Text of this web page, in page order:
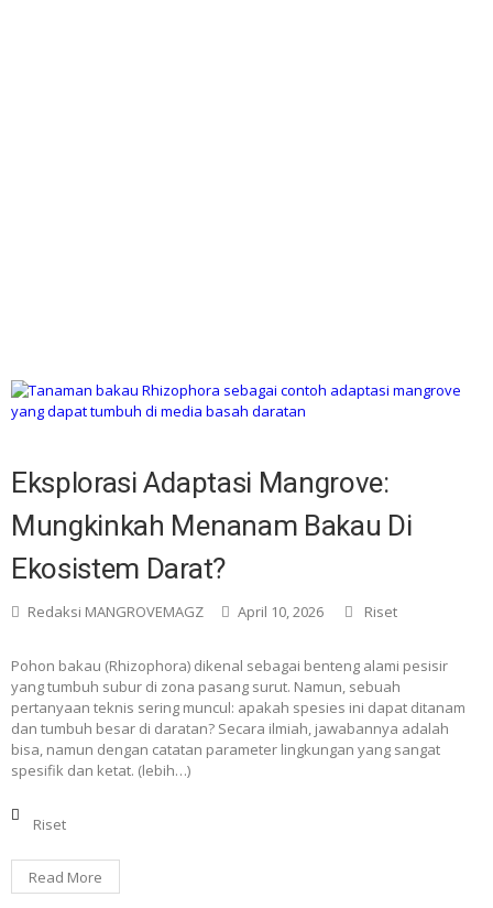
Eksplorasi Adaptasi Mangrove:
Mungkinkah Menanam Bakau Di
Ekosistem Darat?
Redaksi MANGROVEMAGZ April 10, 2026 Riset
Pohon bakau (Rhizophora) dikenal sebagai benteng alami pesisir
yang tumbuh subur di zona pasang surut. Namun, sebuah
pertanyaan teknis sering muncul: apakah spesies ini dapat ditanam
dan tumbuh besar di daratan? Secara ilmiah, jawabannya adalah
bisa, namun dengan catatan parameter lingkungan yang sangat
spesifik dan ketat. (lebih…)
Riset
Read More